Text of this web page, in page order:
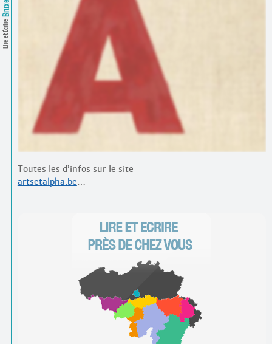
Bienvenue en Belgique
Trouver un lieu d’alphabétisation
Lire et Écrire
Toutes les d’infos sur le site
artsetalpha.be…